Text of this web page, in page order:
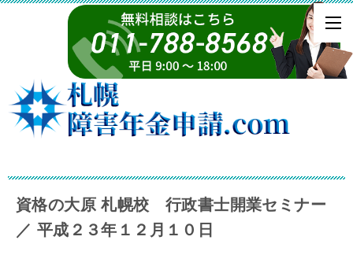
資格の大原 札幌校 行政書士開業セミナー
／ 平成２３年１２月１０日